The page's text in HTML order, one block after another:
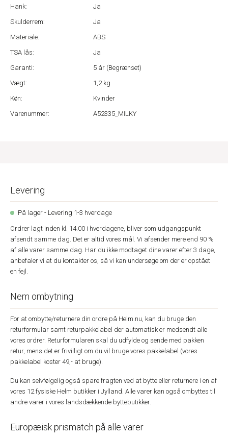
Hank:
Ja
Skulderrem:
Ja
Materiale:
ABS
TSA lås:
Ja
Garanti:
5 år (Begrænset)
Vægt:
1,2 kg
Køn:
Kvinder
Varenummer:
A52335_MILKY
Levering
På lager - Levering 1-3 hverdage
Ordrer lagt inden kl. 14.00 i hverdagene, bliver som udgangspunkt
afsendt samme dag. Det er altid vores mål. Vi afsender mere end 90 %
af alle varer samme dag. Har du ikke modtaget dine varer efter 3 dage,
anbefaler vi at du kontakter os, så vi kan undersøge om der er opstået
en fejl.
Nem ombytning
For at ombytte/returnere din ordre på Helm.nu, kan du bruge den
returformular samt returpakkelabel der automatisk er medsendt alle
vores ordrer. Returformularen skal du udfylde og sende med pakken
retur, mens det er frivilligt om du vil bruge vores pakkelabel (vores
pakkelabel koster 49,- at bruge).
Du kan selvfølgelig også spare fragten ved at bytte eller returnere i en af
vores 12 fysiske Helm butikker i Jylland. Alle varer kan også ombyttes til
andre varer i vores landsdækkende byttebutikker.
Europæisk prismatch på alle varer